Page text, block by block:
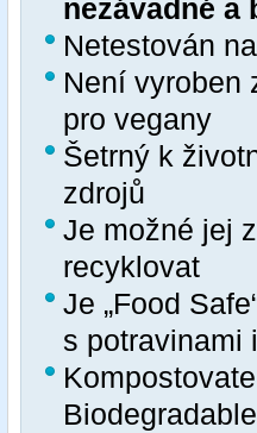
nezávadné a
Netestován
Není vyroben
pro vegany
Šetrný k
zdrojů
Je možné jej
recyklovat
Je „Food
s potravinami